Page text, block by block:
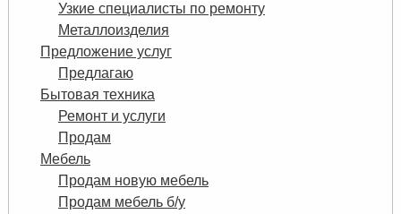
Узкие специалисты по ремонту
Металлоизделия
Предложение услуг
Предлагаю
Бытовая техника
Ремонт и услуги
Продам
Мебель
Продам новую мебель
Продам мебель б/у